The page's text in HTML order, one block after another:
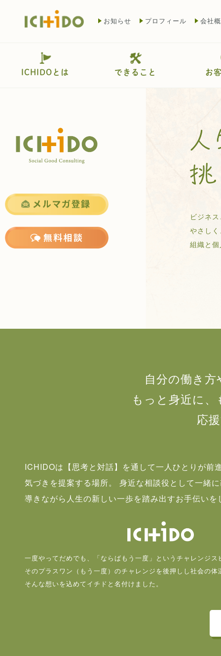
お知らせ プロフィール 会社
ICHIDOとは できること お
ビジネ
やさし
組織と
自分の働き
もっと身近に
応
ICHIDOは【思考と対話】を通して一人ひとりが前
気づきを提案する場所。 身近な相談役として一緒
導きながら人生の新しい一歩を踏み出すお手伝いを
一度やってだめでも、「ならばもう一度」というチャレンジス
そのプラスワン（もう一度）のチャレンジを後押しし社会の
そんな想いを込めてイチドと名付けました。